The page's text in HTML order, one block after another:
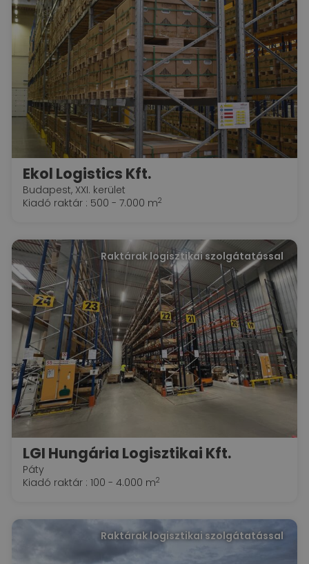
Ekol Logistics Kft.
Budapest, XXI. kerület
Kiadó raktár : 500 - 7.000 m2
Raktárak logisztikai szolgátatással
LGI Hungária Logisztikai Kft.
Páty
Kiadó raktár : 100 - 4.000 m2
Raktárak logisztikai szolgátatással